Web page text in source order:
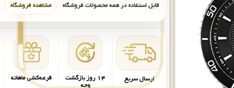
قابل استفاده در همه محصولات فروشگاه مشاهده فروشگاه
ارسال سریع ۱۴ روز بازگشت
وجه
قرعه‌کشی ماهانه